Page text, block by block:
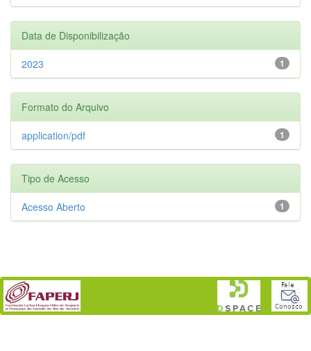
Data de Disponibilização
1
2023
Formato do Arquivo
1
application/pdf
Tipo de Acesso
1
Acesso Aberto